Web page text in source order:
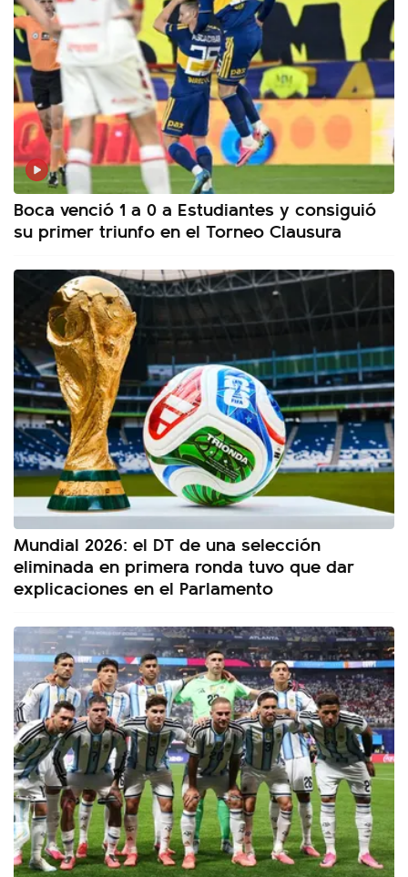
Boca venció 1 a 0 a Estudiantes y consiguió
su primer triunfo en el Torneo Clausura
Mundial 2026: el DT de una selección
eliminada en primera ronda tuvo que dar
explicaciones en el Parlamento